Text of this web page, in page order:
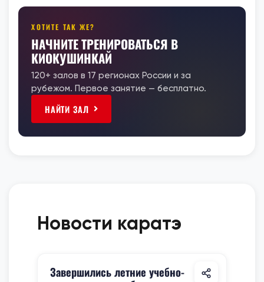
ХОТИТЕ ТАК ЖЕ?
НАЧНИТЕ ТРЕНИРОВАТЬСЯ В
КИОКУШИНКАЙ
120+ залов в 17 регионах России и за
рубежом. Первое занятие — бесплатно.
НАЙТИ ЗАЛ
Новости каратэ
Завершились летние учебно-